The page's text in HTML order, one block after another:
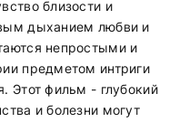
близости и
дыханием любви и
непростыми и
предметом интриги
Этот фильм - глубокий
и болезни могут